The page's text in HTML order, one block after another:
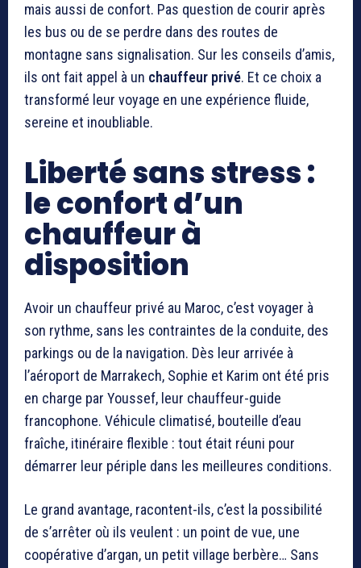
mais aussi de confort. Pas question de courir après
les bus ou de se perdre dans des routes de
montagne sans signalisation. Sur les conseils d’amis,
ils ont fait appel à un chauffeur privé. Et ce choix a
transformé leur voyage en une expérience fluide,
sereine et inoubliable.
Liberté sans stress :
le confort d’un
chauffeur à
disposition
Avoir un chauffeur privé au Maroc, c’est voyager à
son rythme, sans les contraintes de la conduite, des
parkings ou de la navigation. Dès leur arrivée à
l’aéroport de Marrakech, Sophie et Karim ont été pris
en charge par Youssef, leur chauffeur-guide
francophone. Véhicule climatisé, bouteille d’eau
fraîche, itinéraire flexible : tout était réuni pour
démarrer leur périple dans les meilleures conditions.
Le grand avantage, racontent-ils, c’est la possibilité
de s’arrêter où ils veulent : un point de vue, une
coopérative d’argan, un petit village berbère… Sans